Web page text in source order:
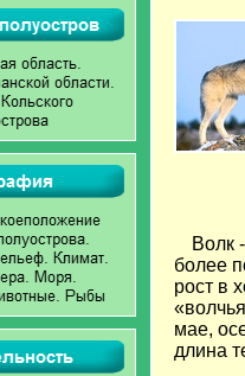
Волк
более
рост в
мае,
длина